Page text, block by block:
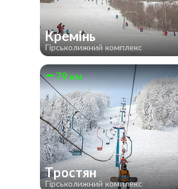
Кремінь
Гірськолижний комплекс
79 км
Тростян
Гірськолижний комплекс